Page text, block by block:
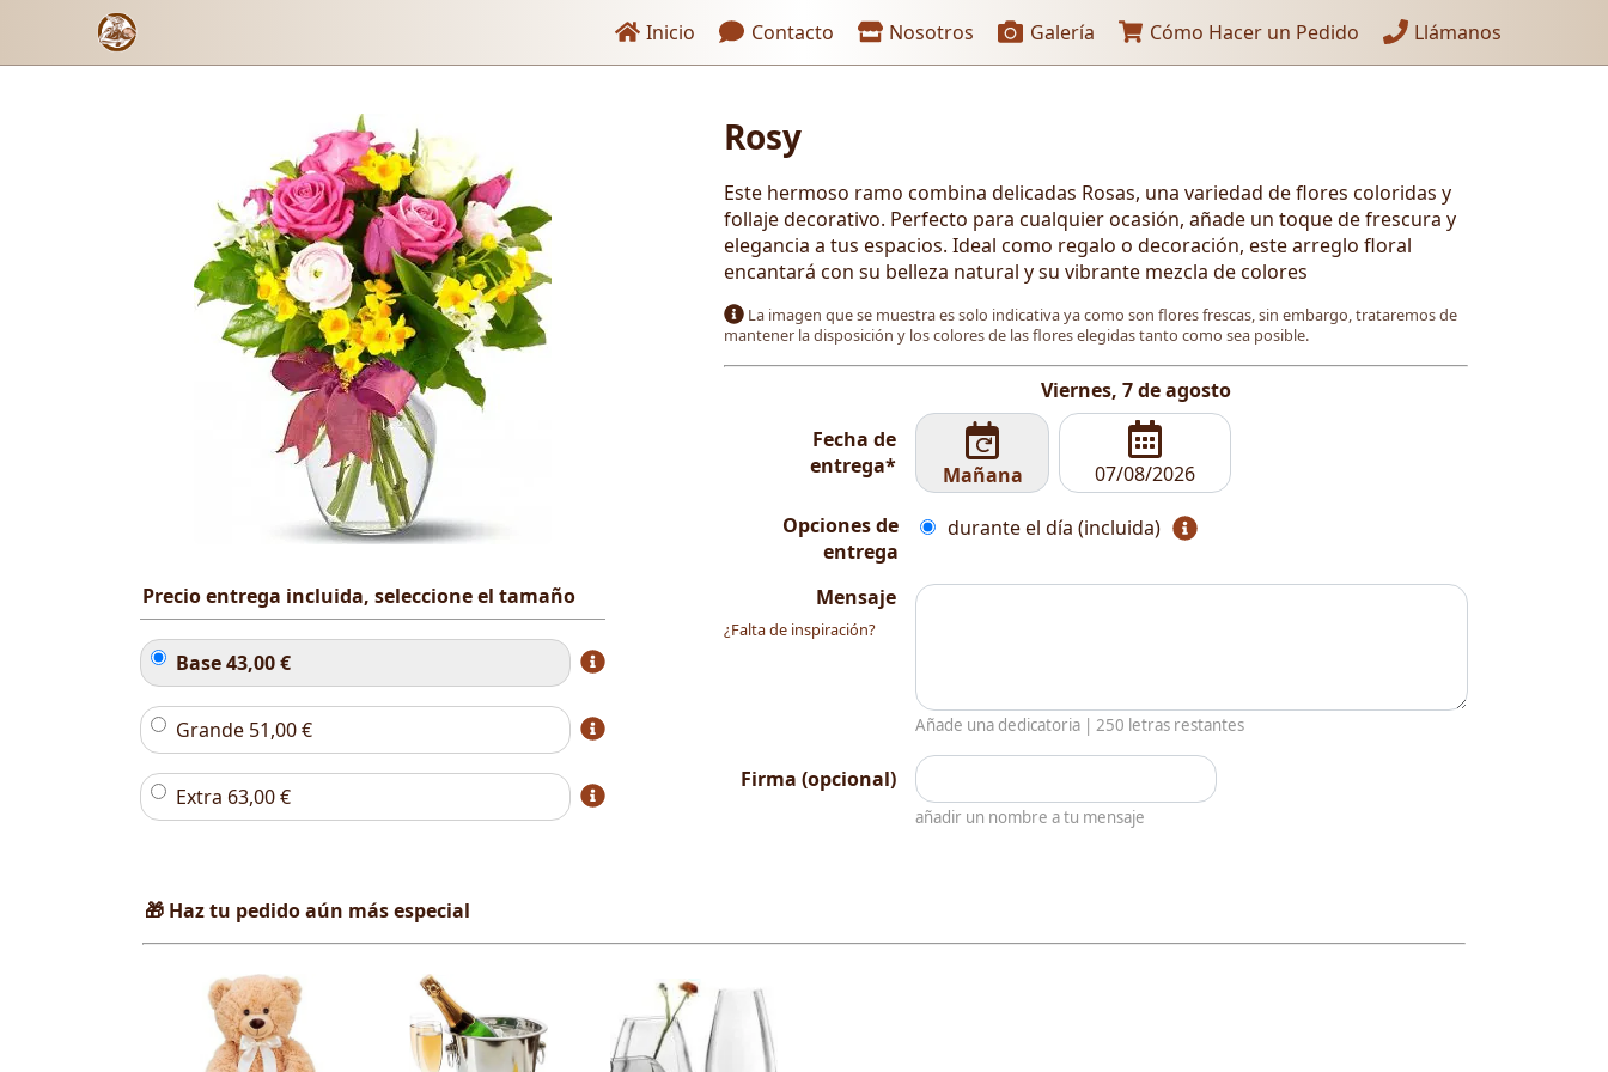
Enlaces de encabezado
Inicio Contacto Nosotros Galería Cómo Hacer un Pedido Llámanos
Formulario de pago
Precio entrega incluida, seleccione el tamaño
Base43,00€
Grande 51,00€
Extra 63,00€
Rosy
Este hermoso ramo combina delicadas Rosas, una variedad de flores coloridas y
follaje decorativo. Perfecto para cualquier ocasión, añade un toque de frescura y
elegancia a tus espacios. Ideal como regalo o decoración, este arreglo floral
encantará con su belleza natural y su vibrante mezcla de colores
La imagen que se muestra es solo indicativa ya como son flores frescas, sin embargo, trataremos de
mantener la disposición y los colores de las flores elegidas tanto como sea posible.
Viernes, 7 de agosto
Fecha de
entrega*
Mañana
Opciones de
entrega
durante el día (incluida)
Mensaje
¿Falta de inspiración?
Añade una dedicatoria |250 letras restantes
Firma (opcional)
añadir un nombre a tu mensaje
🎁 Haz tu pedido aún más especial